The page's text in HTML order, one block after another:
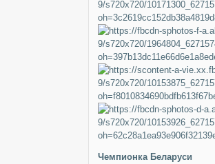
Чемпионка Беларуси